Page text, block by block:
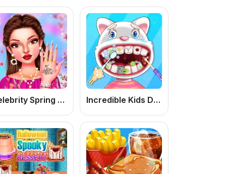
Celebrity Spring Manicure Design Incredible Kids Dentist